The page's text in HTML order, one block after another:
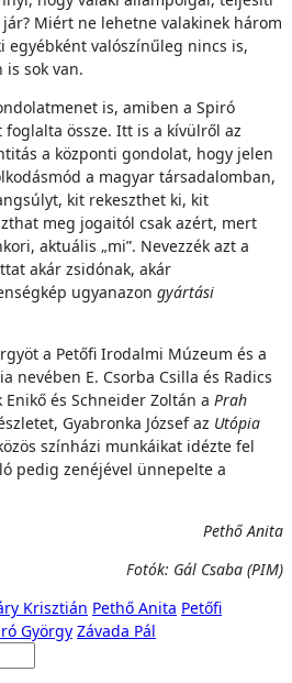
Miért ne lehetne valakinek három
egyébként valószínűleg nincs is,
sok van.
is, amiben a Spiró
foglalta össze. Itt is a kívülről az
a központi gondolat, hogy jelen
a magyar társadalomban,
kit rekeszthet ki, kit
meg jogaitól csak azért, mert
aktuális „mi”. Nevezzék azt a
akár zsidónak, akár
ugyanazon gyártási
a Petőfi Irodalmi Múzeum és a
nevében E. Csorba Csilla és Radics
és Schneider Zoltán a Prah
Gyabronka József az Utópia
színházi munkáikat idézte fel
pedig zenéjével ünnepelte a
Pethő Anita
Fotók: Gál Csaba (PIM)
Krisztián Pethő Anita Petőfi
György Závada Pál